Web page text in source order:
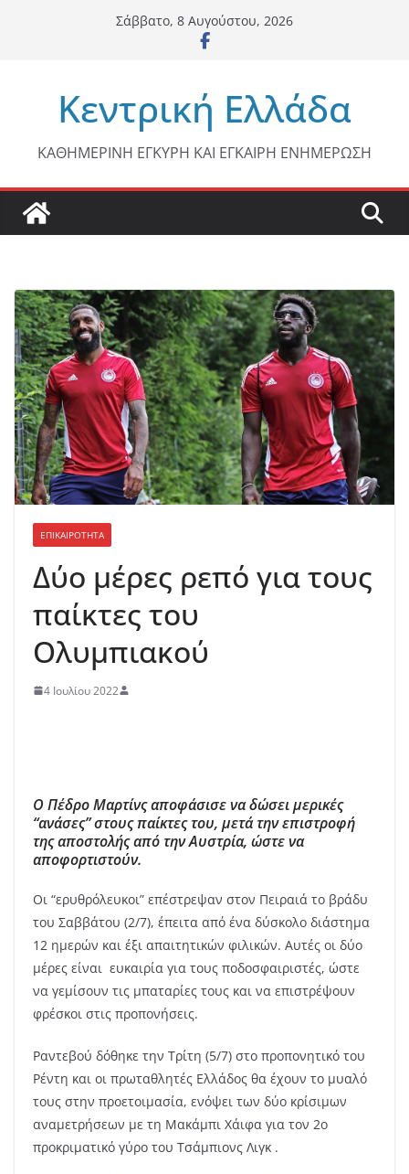
Σάββατο, 8 Αυγούστου, 2026
Κεντρική Ελλάδα
ΚΑΘΗΜΕΡΙΝΗ ΕΓΚΥΡΗ ΚΑΙ ΕΓΚΑΙΡΗ ΕΝΗΜΕΡΩΣΗ
ΕΠΙΚΑΙΡΟΤΗΤΑ
Δύο μέρες ρεπό για τους
παίκτες του
Ολυμπιακού
4 Ιουλίου 2022
Ο Πέδρο Μαρτίνς αποφάσισε να δώσει μερικές
“ανάσες” στους παίκτες του, μετά την επιστροφή
της αποστολής από την Αυστρία, ώστε να
αποφορτιστούν.
Οι “ερυθρόλευκοι” επέστρεψαν στον Πειραιά το βράδυ
του Σαββάτου (2/7), έπειτα από ένα δύσκολο διάστημα
12 ημερών και έξι απαιτητικών φιλικών. Αυτές οι δύο
μέρες είναι ευκαιρία για τους ποδοσφαιριστές, ώστε
να γεμίσουν τις μπαταρίες τους και να επιστρέψουν
φρέσκοι στις προπονήσεις.
Ραντεβού δόθηκε την Τρίτη (5/7) στο προπονητικό του
Ρέντη και οι πρωταθλητές Ελλάδος θα έχουν το μυαλό
τους στην προετοιμασία, ενόψει των δύο κρίσιμων
αναμετρήσεων με τη Μακάμπι Χάιφα για τον 2ο
προκριματικό γύρο του Τσάμπιονς Λιγκ .